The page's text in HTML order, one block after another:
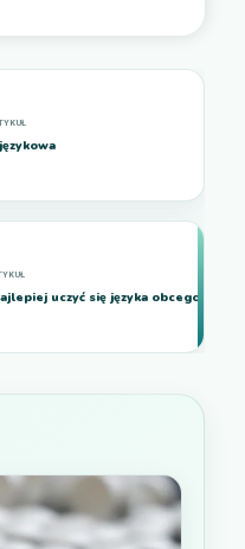
uczyć się języka obcego?